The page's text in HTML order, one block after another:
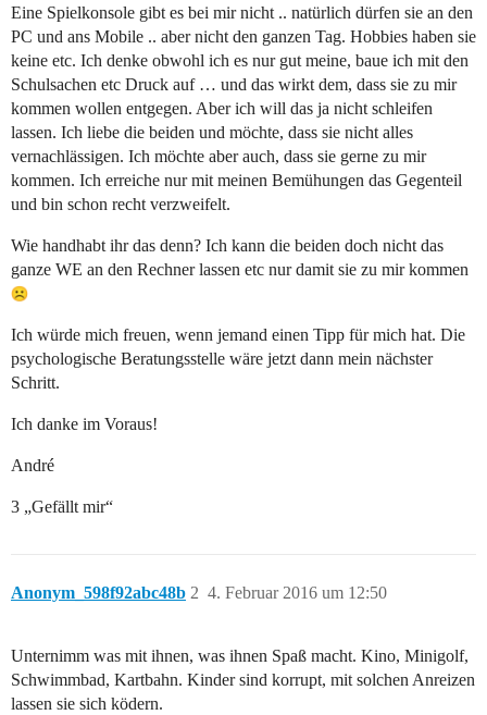
Eine Spielkonsole gibt es bei mir nicht .. natürlich dürfen sie an den
PC und ans Mobile .. aber nicht den ganzen Tag. Hobbies haben sie
keine etc. Ich denke obwohl ich es nur gut meine, baue ich mit den
Schulsachen etc Druck auf … und das wirkt dem, dass sie zu mir
kommen wollen entgegen. Aber ich will das ja nicht schleifen
lassen. Ich liebe die beiden und möchte, dass sie nicht alles
vernachlässigen. Ich möchte aber auch, dass sie gerne zu mir
kommen. Ich erreiche nur mit meinen Bemühungen das Gegenteil
und bin schon recht verzweifelt.
Wie handhabt ihr das denn? Ich kann die beiden doch nicht das
ganze WE an den Rechner lassen etc nur damit sie zu mir kommen
Ich würde mich freuen, wenn jemand einen Tipp für mich hat. Die
psychologische Beratungsstelle wäre jetzt dann mein nächster
Schritt.
Ich danke im Voraus!
André
3 „Gefällt mir“
Anonym_598f92abc48b 4. Februar 2016 um 12:50
2
Unternimm was mit ihnen, was ihnen Spaß macht. Kino, Minigolf,
Schwimmbad, Kartbahn. Kinder sind korrupt, mit solchen Anreizen
lassen sie sich ködern.